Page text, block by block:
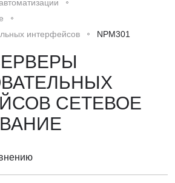
интерфейсов
NPM301
СЕТЕВОЕ